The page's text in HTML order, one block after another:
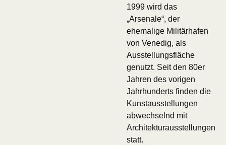
1999 wird das
„Arsenale“, der
ehemalige Militärhafen
von Venedig, als
Ausstellungsfläche
genutzt. Seit den 80er
Jahren des vorigen
Jahrhunderts finden die
Kunstausstellungen
abwechselnd mit
Architekturausstellungen
statt.